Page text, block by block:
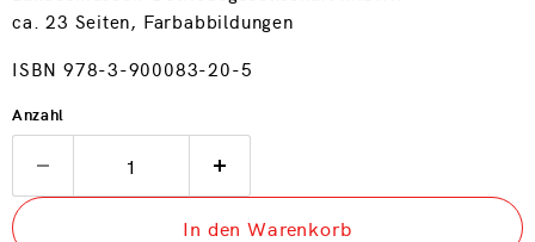
ca. 23 Seiten, Farbabbildungen
ISBN 978-3-900083-20-5
Anzahl
In den Warenkorb